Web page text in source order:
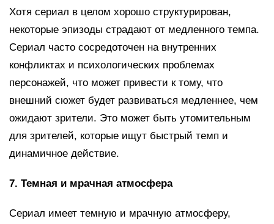
Хотя сериал в целом хорошо структурирован,
некоторые эпизоды страдают от медленного темпа.
Сериал часто сосредоточен на внутренних
конфликтах и психологических проблемах
персонажей, что может привести к тому, что
внешний сюжет будет развиваться медленнее, чем
ожидают зрители. Это может быть утомительным
для зрителей, которые ищут быстрый темп и
динамичное действие.
7. Темная и мрачная атмосфера
Сериал имеет темную и мрачную атмосферу,